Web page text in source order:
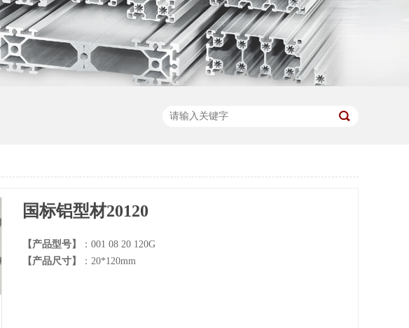
国标铝型材20120
【产品型号】
：001 08 20 120G
【产品尺寸】
：20*120mm